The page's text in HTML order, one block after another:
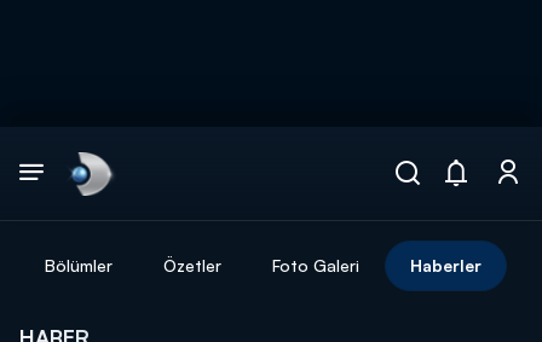
Bölümler Özetler Foto Galeri Haberler